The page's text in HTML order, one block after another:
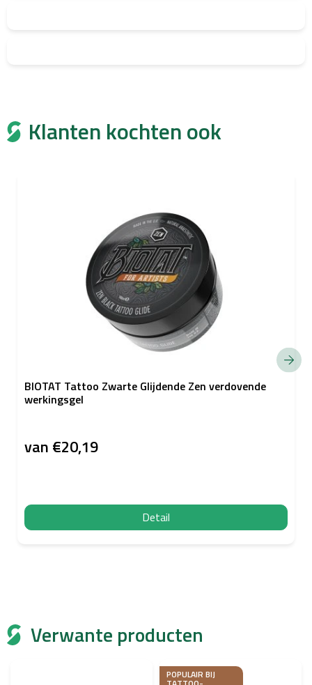
Verwante producten
POPULAIR BIJ
Klanten kochten ook
BIOTAT Tattoo Zwarte Glijdende Zen verdovende
werkingsgel
van €20,19
Detail